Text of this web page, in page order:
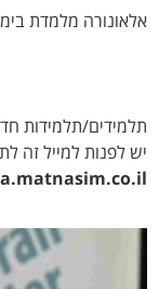
אלאונורה מלמדת
תלמידים/תלמידות
יש לפנות למייל זה